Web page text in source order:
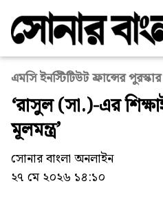
এমসি ইনস্টিটিউট ফ্রান্সের
‘রাসুল (সা.)-এর
মূলমন্ত্র’
সোনার বাংলা অনলাইন
২৭ মে ২০২৬ ১৪:১০